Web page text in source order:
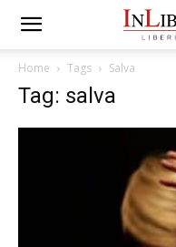
Home Tags Salva
Tag: salva